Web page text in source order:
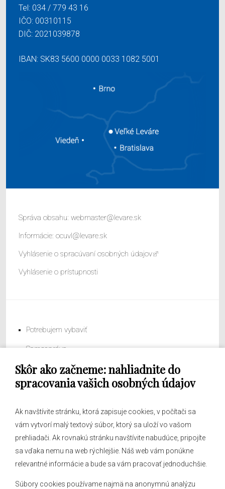
Skôr ako začneme: nahliadnite do
spracovania vašich osobných údajov
Ak navštívite stránku, ktorá zapisuje cookies, v počítači sa
vám vytvorí malý textový súbor, ktorý sa uloží vo vašom
prehliadači. Ak rovnakú stránku navštívite nabudúce, pripojíte
sa vďaka nemu na web rýchlejšie. Náš web vám ponúkne
relevantné informácie a bude sa vám pracovať jednoduchšie.
Súbory cookies používame najmä na anonymnú analýzu
Tel: 034 / 779 43 16
IČO: 00310115
DIČ: 2021039878
IBAN: SK83 5600 0000 0033 1082 5001
Správa obsahu: webmaster@levare.sk
Informácie: ocuvl@levare.sk
Vyhlásenie o spracúvaní osobných údajov
Vyhlásenie o prístupnosti
Potrebujem vybaviť
Samospráva
Obecný úrad
O obci
Hlásenia obecného rozhlasu